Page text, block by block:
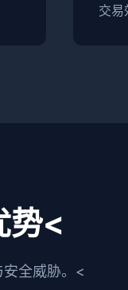
交易
势<
全威胁。<